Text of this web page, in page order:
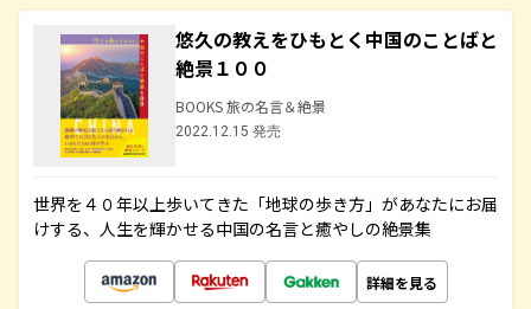
悠久の教えをひもとく中国のことばと
絶景１００
BOOKS 旅の名言＆絶景
2022.12.15 発売
世界を４０年以上歩いてきた「地球の歩き方」があなたにお届
けする、人生を輝かせる中国の名言と癒やしの絶景集
詳細を見る